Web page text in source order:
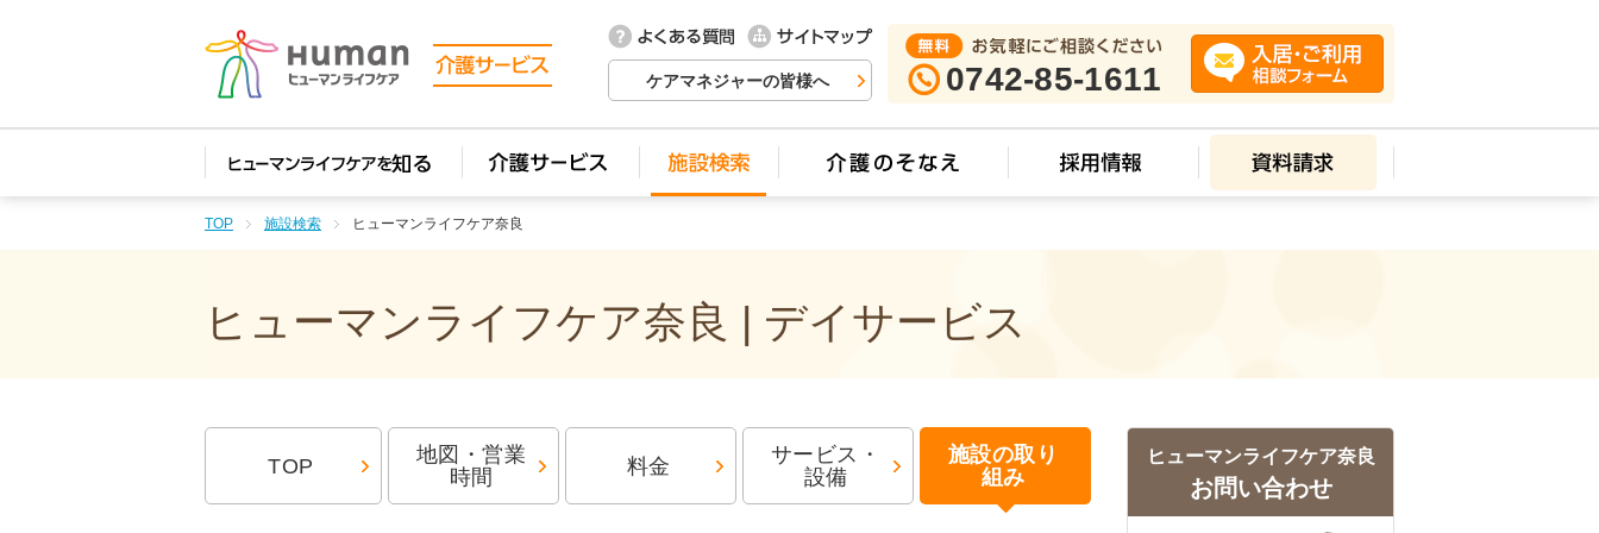
ケアマネジャーの皆様へ 0742-85-1611
TOP 施設検索 ヒューマンライフケア奈良
ヒューマンライフケア奈良 | デイサービス
TOP
地図・営業
時間
料金
サービス・
設備
施設の取り
組み
ヒューマンライフケア奈良
お問い合わせ